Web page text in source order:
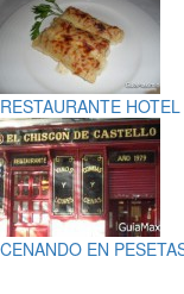
RESTAURANTE
CENANDO EN